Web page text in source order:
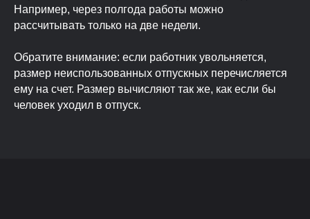
Например, через полгода работы можно
рассчитывать только на две недели.
Обратите внимание: если работник увольняется,
размер неиспользованных отпускных перечисляется
ему на счет. Размер вычисляют так же, как если бы
человек уходил в отпуск.